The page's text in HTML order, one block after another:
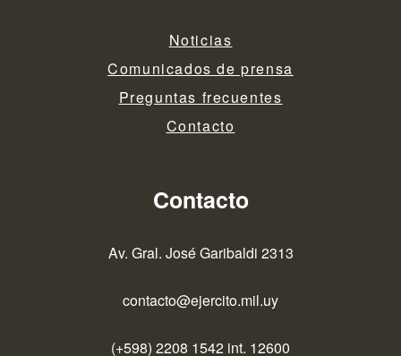
Noticias
Comunicados de prensa
Preguntas frecuentes
Contacto
Contacto
Av. Gral. José Garibaldi 2313
contacto@ejercito.mil.uy
(+598) 2208 1542 int. 12600